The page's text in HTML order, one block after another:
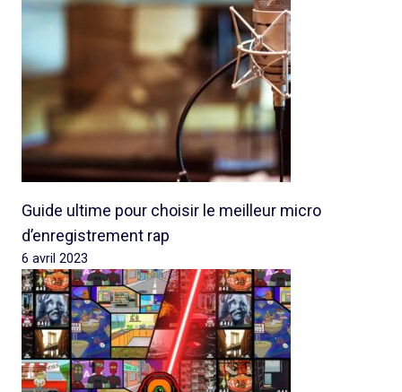
Guide ultime pour choisir le meilleur micro
d’enregistrement rap
6 avril 2023